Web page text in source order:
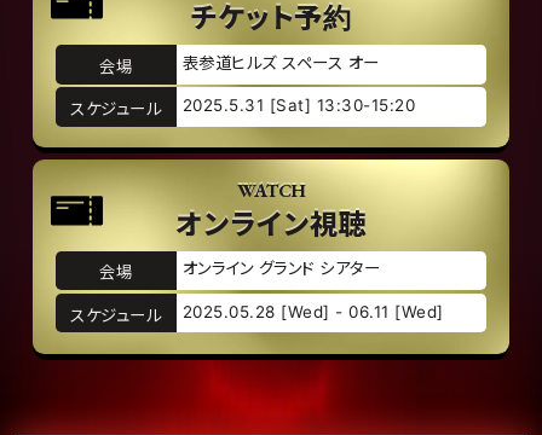
チケット予約
会場 表参道ヒルズ スペース オー
スケジュール 2025.5.31 [Sat] 13:30-15:20
WATCH
オンライン視聴
会場 オンライン グランド シアター
スケジュール 2025.05.28 [Wed] - 06.11 [Wed]